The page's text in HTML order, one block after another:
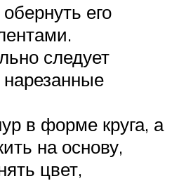
его
следует
нарезанные
в форме круга, а
на основу,
цвет,